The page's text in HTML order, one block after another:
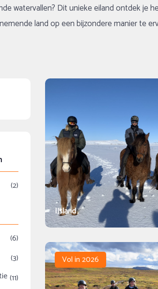
watervallen? Dit unieke eiland ontdek je
land op een bijzondere manier te
(6)
(3)
(11)
(2)
IJsland
Vol in 2026